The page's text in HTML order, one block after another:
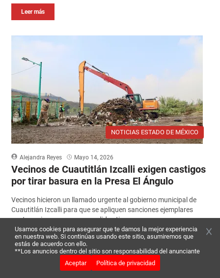
Leer más
NOTICIAS ESTADO DE MÉXICO
Alejandra Reyes Mayo 14, 2026
Vecinos de Cuautitlán Izcalli exigen castigos
por tirar basura en la Presa El Ángulo
Vecinos hicieron un llamado urgente al gobierno municipal de
Cuautitlán Izcalli para que se apliquen sanciones ejemplares
contra quienes sean sorprendidos tira...
Leer más
Usamos cookies para asegurar que te damos la mejor experiencia
en nuestra web. Si continúas usando este sitio, asumiremos que
estás de acuerdo con ello.
**Los anuncios dentro del sitio son responsabilidad del anunciante
Aceptar
Política de privacidad